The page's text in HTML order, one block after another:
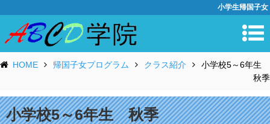
小学生帰国子女
HOME 帰国子女プログラム クラス紹介
小学校5～6年生
秋季
小学校5～6年生 秋季